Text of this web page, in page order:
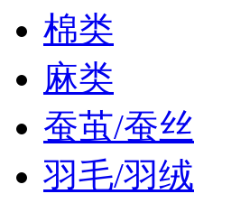
棉类
麻类
蚕茧/蚕丝
羽毛/羽绒